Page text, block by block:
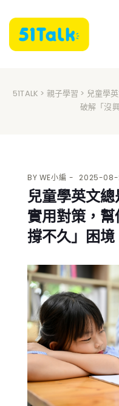
51TALK > 親子學習 > 兒童學
破解「沒
BY WE小編 2025-08-
兒童學英文
實用對策，幫
撐不久」困境